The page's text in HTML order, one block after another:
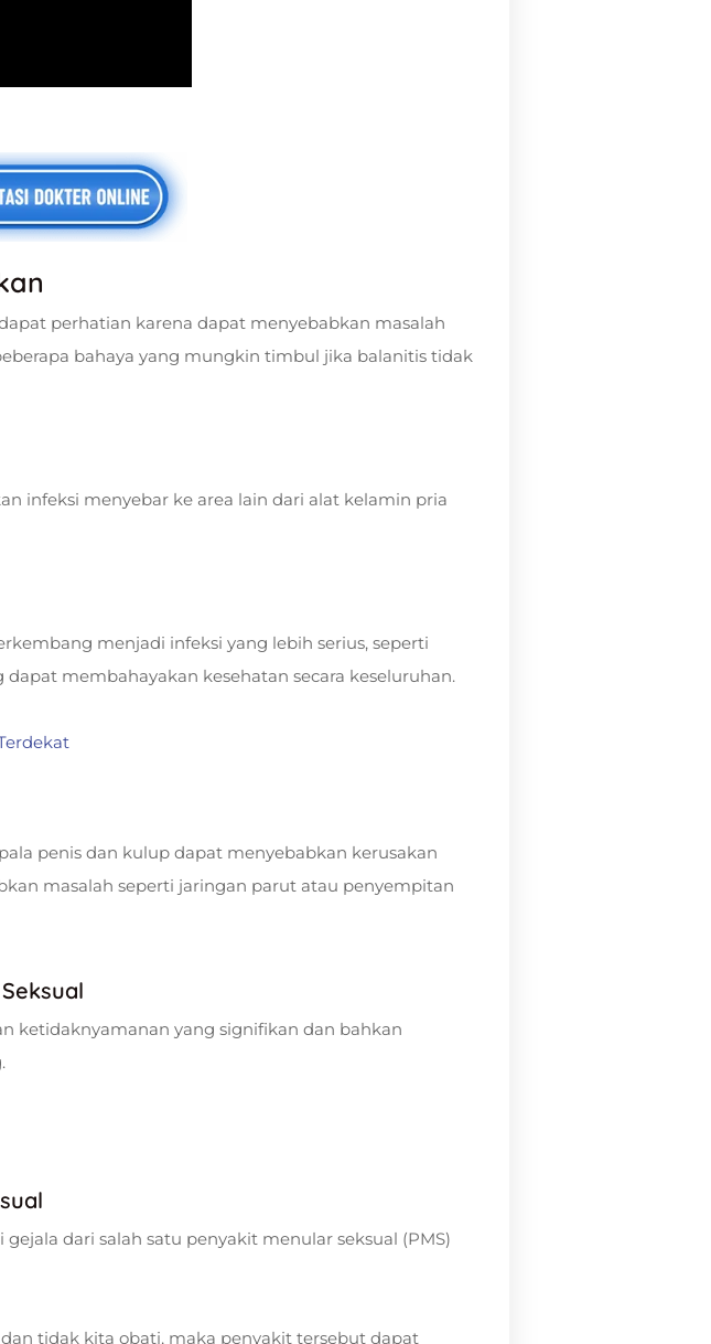
perhatian karena dapat menyebabkan masalah
bahaya yang mungkin timbul jika balanitis tidak
infeksi menyebar ke area lain dari alat kelamin pria
menjadi infeksi yang lebih serius, seperti
membahayakan kesehatan secara keseluruhan.
penis dan kulup dapat menyebabkan kerusakan
masalah seperti jaringan parut atau penyempitan
ketidaknyamanan yang signifikan dan bahkan
dari salah satu penyakit menular seksual (PMS)
tidak kita obati, maka penyakit tersebut dapat